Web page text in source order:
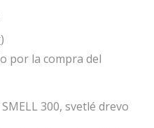
)
por la compra del
300, svetlé drevo